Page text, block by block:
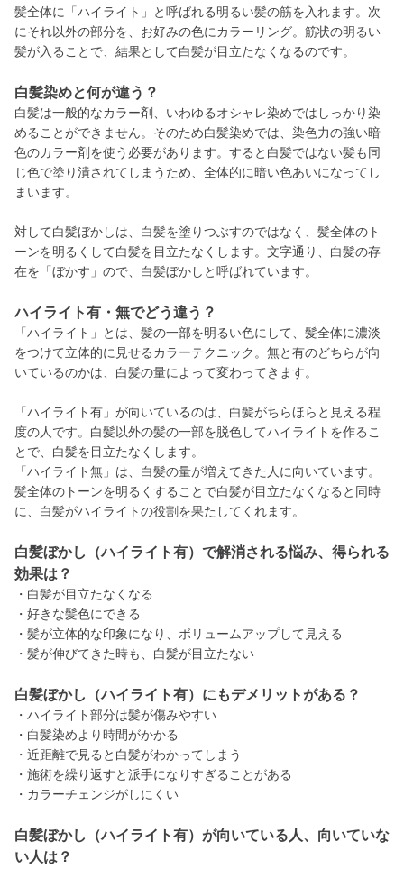
髪全体に「ハイライト」と呼ばれる明るい髪の筋を入れます。次
にそれ以外の部分を、お好みの色にカラーリング。筋状の明るい
髪が入ることで、結果として白髪が目立たなくなるのです。
白髪染めと何が違う？
白髪は一般的なカラー剤、いわゆるオシャレ染めではしっかり染
めることができません。そのため白髪染めでは、染色力の強い暗
色のカラー剤を使う必要があります。すると白髪ではない髪も同
じ色で塗り潰されてしまうため、全体的に暗い色あいになってし
まいます。
対して白髪ぼかしは、白髪を塗りつぶすのではなく、髪全体のト
ーンを明るくして白髪を目立たなくします。文字通り、白髪の存
在を「ぼかす」ので、白髪ぼかしと呼ばれています。
ハイライト有・無でどう違う？
「ハイライト」とは、髪の一部を明るい色にして、髪全体に濃淡
をつけて立体的に見せるカラーテクニック。無と有のどちらが向
いているのかは、白髪の量によって変わってきます。
「ハイライト有」が向いているのは、白髪がちらほらと見える程
度の人です。白髪以外の髪の一部を脱色してハイライトを作るこ
とで、白髪を目立たなくします。
「ハイライト無」は、白髪の量が増えてきた人に向いています。
髪全体のトーンを明るくすることで白髪が目立たなくなると同時
に、白髪がハイライトの役割を果たしてくれます。
白髪ぼかし（ハイライト有）で解消される悩み、得られる
効果は？
・白髪が目立たなくなる
・好きな髪色にできる
・髪が立体的な印象になり、ボリュームアップして見える
・髪が伸びてきた時も、白髪が目立たない
白髪ぼかし（ハイライト有）にもデメリットがある？
・ハイライト部分は髪が傷みやすい
・白髪染めより時間がかかる
・近距離で見ると白髪がわかってしまう
・施術を繰り返すと派手になりすぎることがある
・カラーチェンジがしにくい
白髪ぼかし（ハイライト有）が向いている人、向いていな
い人は？